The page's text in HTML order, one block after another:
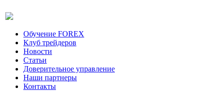
Обучение FOREX
Клуб трейдеров
Новости
Статьи
Доверительное управление
Наши партнеры
Контакты